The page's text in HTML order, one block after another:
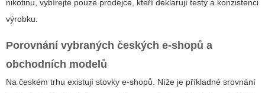
nikotinu, vybírejte pouze prodejce, kteří deklarují testy a konzistenci
výrobku.
Porovnání vybraných českých e-shopů a
obchodních modelů
Na českém trhu existují stovky e-shopů. Níže je příkladné srovnání